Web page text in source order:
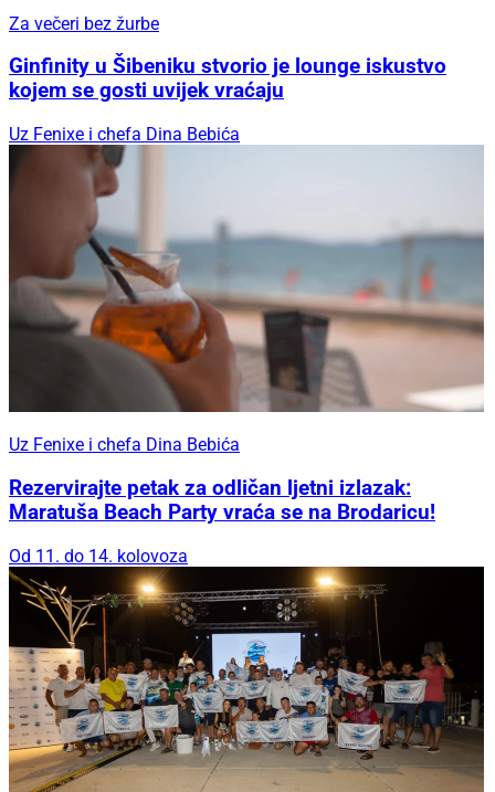
Za večeri bez žurbe
Ginfinity u Šibeniku stvorio je lounge iskustvo
kojem se gosti uvijek vraćaju
Uz Fenixe i chefa Dina Bebića
Uz Fenixe i chefa Dina Bebića
Rezervirajte petak za odličan ljetni izlazak:
Maratuša Beach Party vraća se na Brodaricu!
Od 11. do 14. kolovoza